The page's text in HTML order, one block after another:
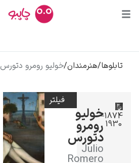
جستجوها
پیکاسو
سالوادور دالی
فریدا کالوا
محبوب‌ترین
هنرمندان
کلود مونه
تابلوها/هنرمندان/خولیو رومرو دتورس
1874–
1930
خولیو
رومرو
دتورس
Julio
Romero
فیلتر